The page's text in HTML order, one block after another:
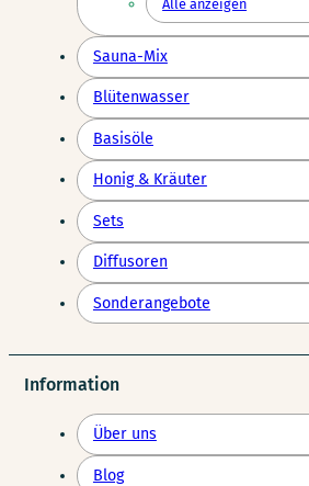
Alle anzeigen
Sauna-Mix
Blütenwasser
Basisöle
Honig & Kräuter
Sets
Diffusoren
Sonderangebote
Information
Über uns
Blog